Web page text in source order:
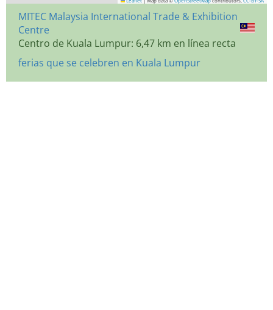
MITEC Malaysia International Trade & Exhibition
Centre
Centro de Kuala Lumpur: 6,47 km en línea recta
ferias que se celebren en Kuala Lumpur